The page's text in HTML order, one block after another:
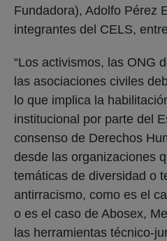
Fundadora), Adolfo Pérez
integrantes del CELS,
“Los activismos, las ONG
las asociaciones civiles
lo que implica la
institucional por parte del
consenso de Derechos
desde las organizaciones
temáticas de diversidad o
antirracismo, como es el
o es el caso de Abosex,
las herramientas técnico-